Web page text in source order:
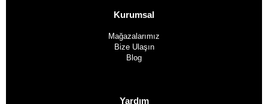
Kurumsal
Mağazalarımız
Bize Ulaşın
Blog
Yardım